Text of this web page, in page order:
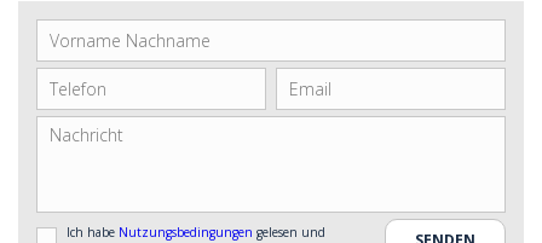
Ich habe Nutzungsbedingungen gelesen und